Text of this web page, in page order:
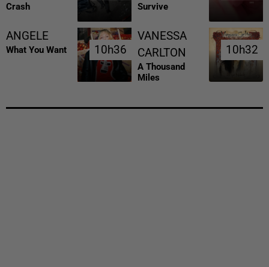
Crash Survive
ANGELE
What You Want 10h36
10h36
VANESSA
CARLTON
A Thousand
Miles
10h32
10h32